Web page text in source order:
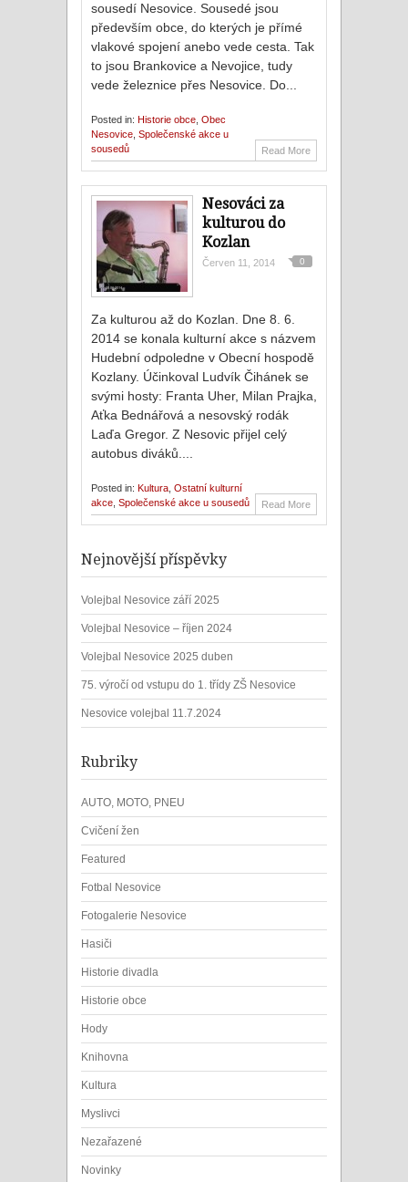
sousedí Nesovice. Sousedé jsou
především obce, do kterých je přímé
vlakové spojení anebo vede cesta. Tak
to jsou Brankovice a Nevojice, tudy
vede železnice přes Nesovice. Do...
Posted in: Historie obce Obec
Nesovice Společenské akce u
sousedů
Read More
Nesováci za
kulturou do
Kozlan
Červen 11, 2014 0
Za kulturou až do Kozlan. Dne 8. 6.
2014 se konala kulturní akce s názvem
Hudební odpoledne v Obecní hospodě
Kozlany. Účinkoval Ludvík Čihánek se
svými hosty: Franta Uher, Milan Prajka,
Aťka Bednářová a nesovský rodák
Laďa Gregor. Z Nesovic přijel celý
autobus diváků....
Posted in: Kultura Ostatní kulturní
akce Společenské akce u sousedů Read More
Nejnovější příspěvky
Volejbal Nesovice září 2025
Volejbal Nesovice – říjen 2024
Volejbal Nesovice 2025 duben
75. výročí od vstupu do 1. třídy ZŠ Nesovice
Nesovice volejbal 11.7.2024
Rubriky
AUTO, MOTO, PNEU
Cvičení žen
Featured
Fotbal Nesovice
Fotogalerie Nesovice
Hasiči
Historie divadla
Historie obce
Hody
Knihovna
Kultura
Myslivci
Nezařazené
Novinky